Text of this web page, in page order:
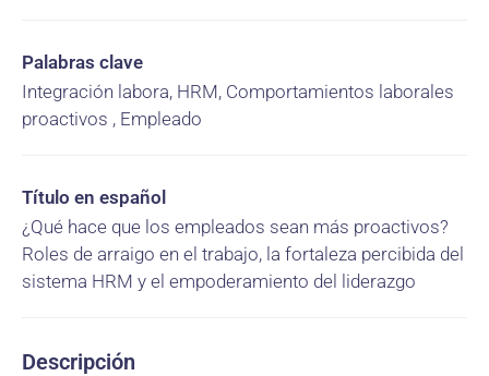
Palabras clave
Integración labora, HRM, Comportamientos laborales
proactivos , Empleado
Título en español
¿Qué hace que los empleados sean más proactivos?
Roles de arraigo en el trabajo, la fortaleza percibida del
sistema HRM y el empoderamiento del liderazgo
Descripción